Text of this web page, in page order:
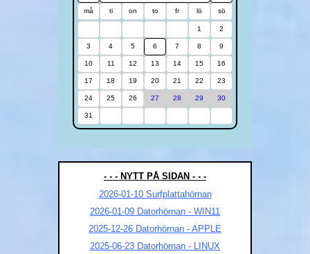
må ti on to fr lö sö
1 2
3 4 5 6 7 8 9
10 11 12 13 14 15 16
17 18 19 20 21 22 23
24 25 26 27 28 29 30
31
- - - NYTT PÅ SIDAN - - -
2026-01-10 Surfplattahörnan
2026-01-09 Datorhörnan - WIN11
2025-12-26 Datorhörnan - APPLE
2025-06-23 Datorhörnan - LINUX